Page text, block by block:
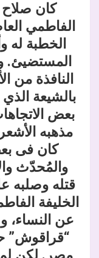
كان صلاح
الفاطمي
الخطبة له
المستضيئ.
النافذة من
بالشيعة
بعض
مذهبه
كان فى
والمُحدّث
قتله وصلبه
الخليفة
عن النساء،
“قراقوش”